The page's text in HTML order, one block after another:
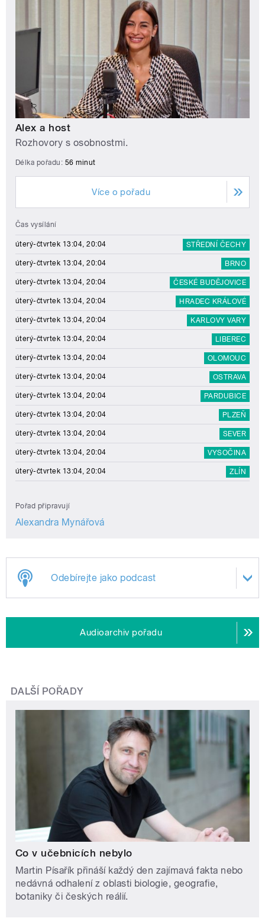
Alex a host
Rozhovory s osobnostmi.
Délka pořadu: 56 minut
Více o pořadu
Čas vysílání
úterý-čtvrtek 13:04, 20:04 STŘEDNÍ ČECHY
úterý-čtvrtek 13:04, 20:04 BRNO
úterý-čtvrtek 13:04, 20:04 ČESKÉ BUDĚJOVICE
úterý-čtvrtek 13:04, 20:04 HRADEC KRÁLOVÉ
úterý-čtvrtek 13:04, 20:04 KARLOVY VARY
úterý-čtvrtek 13:04, 20:04 LIBEREC
úterý-čtvrtek 13:04, 20:04 OLOMOUC
úterý-čtvrtek 13:04, 20:04 OSTRAVA
úterý-čtvrtek 13:04, 20:04 PARDUBICE
úterý-čtvrtek 13:04, 20:04 PLZEŇ
úterý-čtvrtek 13:04, 20:04 SEVER
úterý-čtvrtek 13:04, 20:04 VYSOČINA
úterý-čtvrtek 13:04, 20:04 ZLÍN
Pořad připravují
Alexandra Mynářová
Odebírejte jako podcast
Audioarchiv pořadu
DALŠÍ POŘADY
Co v učebnicích nebylo
Martin Písařík přináší každý den zajímavá fakta nebo
nedávná odhalení z oblasti biologie, geografie,
botaniky či českých reálií.